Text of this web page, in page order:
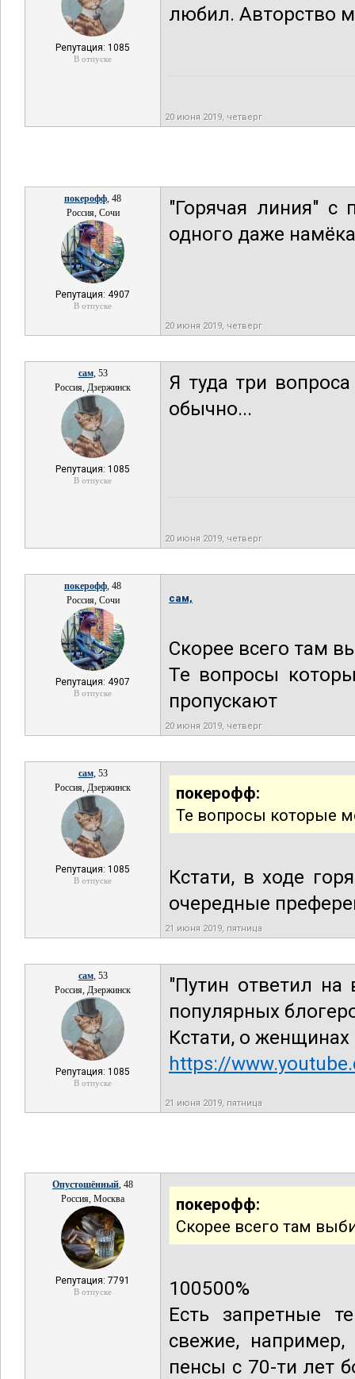
Репутация: 1085
В отпуске
любил. Авторство
20 июня 2019, четверг
покерофф, 48
Россия, Сочи
Репутация: 4907
В отпуске
"Горячая линия" с
одного даже
20 июня 2019, четверг
сам, 53
Россия, Дзержинск
Репутация: 1085
В отпуске
Я туда три
обычно...
20 июня 2019, четверг
покерофф, 48
Россия, Сочи
Репутация: 4907
В отпуске
сам,
Скорее всего там
Те вопросы
пропускают
20 июня 2019, четверг
сам, 53
Россия, Дзержинск
Репутация: 1085
В отпуске
покерофф:
Те вопросы которые
Кстати, в ходе
очередные
21 июня 2019, пятница
сам, 53
Россия, Дзержинск
Репутация: 1085
В отпуске
"Путин ответил
популярных
Кстати, о
https://
21 июня 2019, пятница
Опустошённый, 48
Россия, Москва
Репутация: 7791
В отпуске
покерофф:
Скорее всего там
100500%
Есть запретные
свежие,
пенсы с 70-ти лет